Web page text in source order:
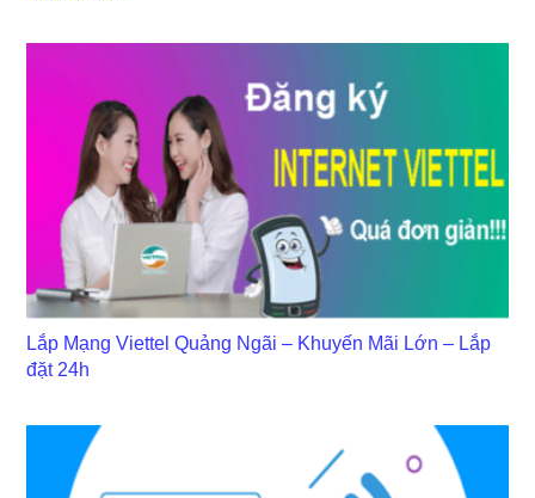
Lắp Mạng Viettel Quảng Ngãi – Khuyến Mãi Lớn – Lắp
đặt 24h